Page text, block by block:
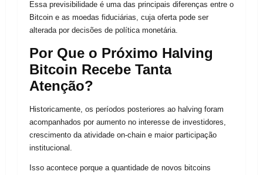
Essa previsibilidade é uma das principais diferenças entre o
Bitcoin e as moedas fiduciárias, cuja oferta pode ser
alterada por decisões de política monetária.
Por Que o Próximo Halving
Bitcoin Recebe Tanta
Atenção?
Historicamente, os períodos posteriores ao halving foram
acompanhados por aumento no interesse de investidores,
crescimento da atividade on-chain e maior participação
institucional.
Isso acontece porque a quantidade de novos bitcoins